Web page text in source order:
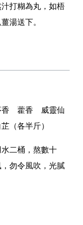
打糊為丸 ，如梧
薑湯送下。
香 藿香 威靈仙
（各半斤）
水二桶 ，熬數十
，勿令風吹 ，光膩